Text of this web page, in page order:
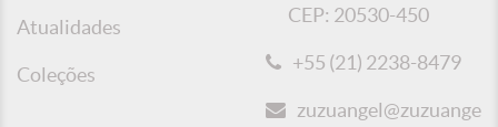
Atualidades
Coleções
CEP: 20530-450
+55 (21) 2238-8479